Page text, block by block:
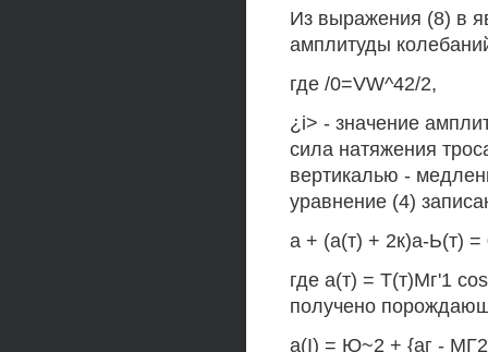
Из выражения (8) в
амплитуды
где /0=VW^42/2,
¿i> - значение
сила натяжения
вертикалью -
уравнение (4)
а + (а(т) + 2к)а-Ь(т) =
где а(т) = Т(т)Мг'1
получено
а(I) = Ю~2 + {аг -